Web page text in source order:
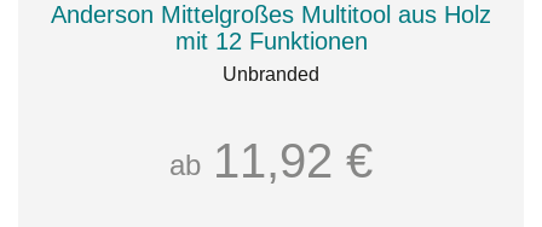
Anderson Mittelgroßes Multitool aus Holz
mit 12 Funktionen
Unbranded
ab 11,92 €